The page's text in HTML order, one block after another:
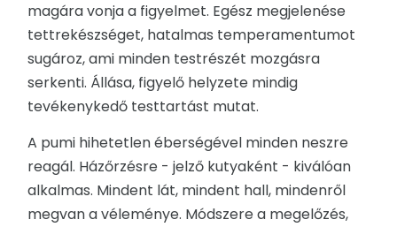
magára vonja a figyelmet. Egész megjelenése
tettrekészséget, hatalmas temperamentumot
sugároz, ami minden testrészét mozgásra
serkenti. Állása, figyelő helyzete mindig
tevékenykedő testtartást mutat.
A pumi hihetetlen éberségével minden neszre
reagál. Házőrzésre - jelző kutyaként - kiválóan
alkalmas. Mindent lát, mindent hall, mindenről
megvan a véleménye. Módszere a megelőzés,